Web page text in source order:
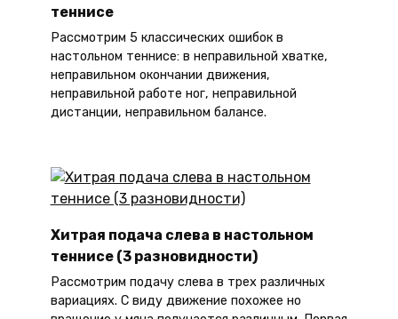
теннисе
Рассмотрим 5 классических ошибок в
настольном теннисе: в неправильной хватке,
неправильном окончании движения,
неправильной работе ног, неправильной
дистанции, неправильном балансе.
Хитрая подача слева в настольном
теннисе (3 разновидности)
Рассмотрим подачу слева в трех различных
вариациях. С виду движение похожее но